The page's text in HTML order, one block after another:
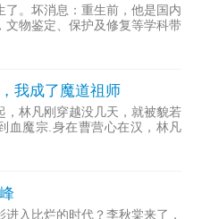
生了》】
，被称为“幽冥草”。
之魂，而是己身之魂。
要经历无数次的重生，从世
了。坏消息：重生前，他是国内
文物鉴定、保护及修复等学科带
我成了魔道祖师
，林凡刚穿越没几天，就被貌若
血魔宗.身在曹营心在汉，林凡
奈常遭人误解，好在他不断通
……若干年后，正道六大派打上
入比烂的时代？李秋棠来了，